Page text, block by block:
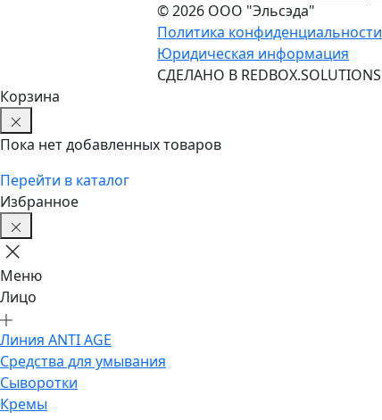
© 2026 ООО "Эльсэда"
Политика конфиденциальности
Юридическая информация
CДЕЛАНО В REDBOX.SOLUTIONS
Корзина
Пока нет добавленных товаров
Перейти в каталог
Избранное
Меню
Лицо
Линия ANTI AGE
Средства для умывания
Сыворотки
Кремы